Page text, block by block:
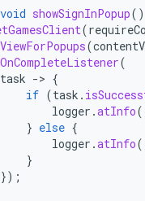
void showSignInPopup()
(
(
(
task -> {
if (task .
logger .atInfo
} else {
logger .atInfo
}
});